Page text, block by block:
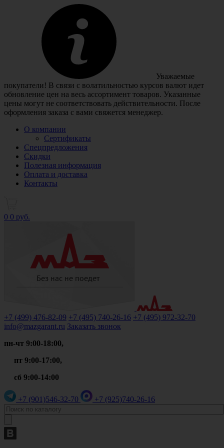
Уважаемые
покупатели! В связи с волатильностью курсов валют идет
обновление цен на весь ассортимент товаров. Указанные
цены могут не соответствовать действительности. После
оформления заказа с вами свяжется менеджер.
О компании
Сертификаты
Спецпредложения
Скидки
Полезная информация
Оплата и доставка
Контакты
0 0 руб.
+7 (499) 476-82-09 +7 (495) 740-26-16 +7 (495) 972-32-70
info@mazgarant.ru Заказать звонок
пн-чт 9:00-18:00,
пт 9:00-17:00,
сб 9:00-14:00
+7 (901)546-32-70 +7 (925)740-26-16